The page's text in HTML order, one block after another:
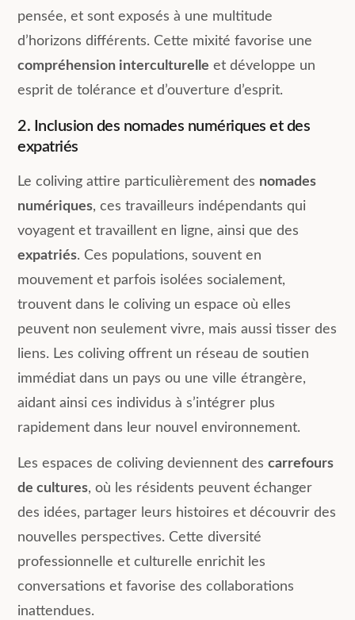
pensée, et sont exposés à une multitude
d’horizons différents. Cette mixité favorise une
compréhension interculturelle et développe un
esprit de tolérance et d’ouverture d’esprit.
2. Inclusion des nomades numériques et des
expatriés
Le coliving attire particulièrement des nomades
numériques, ces travailleurs indépendants qui
voyagent et travaillent en ligne, ainsi que des
expatriés. Ces populations, souvent en
mouvement et parfois isolées socialement,
trouvent dans le coliving un espace où elles
peuvent non seulement vivre, mais aussi tisser des
liens. Les coliving offrent un réseau de soutien
immédiat dans un pays ou une ville étrangère,
aidant ainsi ces individus à s’intégrer plus
rapidement dans leur nouvel environnement.
Les espaces de coliving deviennent descarrefours
de cultures, où les résidents peuvent échanger
des idées, partager leurs histoires et découvrir des
nouvelles perspectives. Cette diversité
professionnelle et culturelle enrichit les
conversations et favorise des collaborations
inattendues.